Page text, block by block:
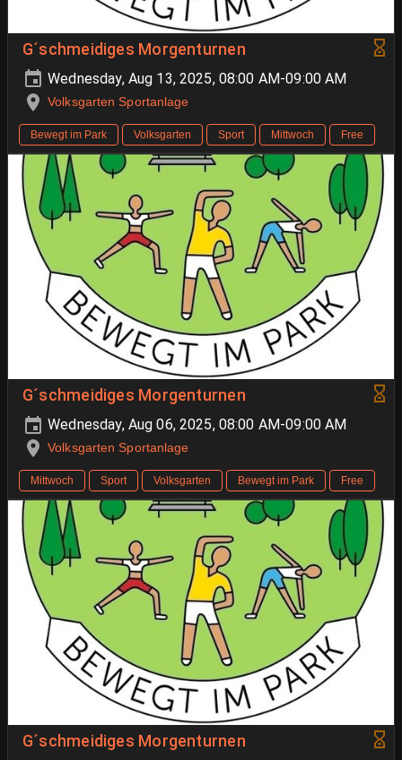
G´schmeidiges Morgenturnen
Wednesday, Aug 13, 2025, 08:00 AM-09:00 AM
Volksgarten Sportanlage
Bewegt im Park Volksgarten Sport Mittwoch Free
G´schmeidiges Morgenturnen
Wednesday, Aug 06, 2025, 08:00 AM-09:00 AM
Volksgarten Sportanlage
Mittwoch Sport Volksgarten Bewegt im Park Free
G´schmeidiges Morgenturnen